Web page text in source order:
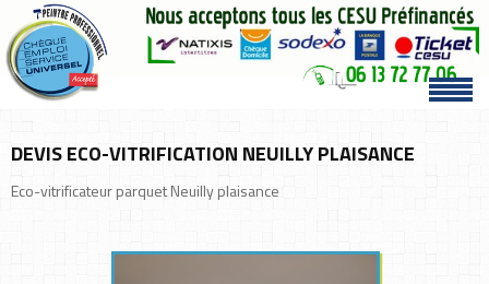
DEVIS ECO-VITRIFICATION NEUILLY PLAISANCE
Eco-vitrificateur parquet Neuilly plaisance